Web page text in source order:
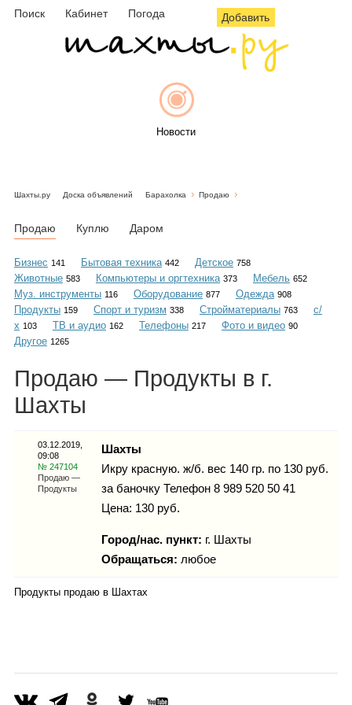
Поиск Кабинет Погода Добавить
Новости
Объявления
Гороскоп
Шахты.ру Доска объявлений Барахолка Продаю
Продаю Куплю Даром
Бизнес 141 Бытовая техника 442 Детское 758
Животные 583 Компьютеры и оргтехника 373 Мебель 652
Муз. инструменты 116 Оборудование 877 Одежда 908
Продукты 159 Спорт и туризм 338 Стройматериалы 763
с/
х 103 ТВ и аудио 162 Телефоны 217 Фото и видео 90
Другое 1265
Продаю — Продукты в г.
Шахты
03.12.2019,
09:08
№ 247104
Продаю —
Продукты
Шахты
Икру красную. ж/б. вес 140 гр. по 130 руб.
за баночку Телефон 8 989 520 50 41
Цена: 130 руб.
Город/нас. пункт: г. Шахты
Обращаться: любое
Продукты продаю в Шахтах